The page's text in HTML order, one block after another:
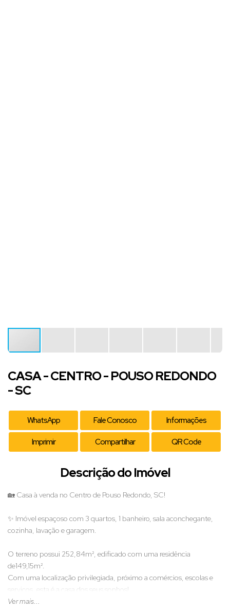
CASA - CENTRO - POUSO REDONDO
- SC
WhatsApp Fale Conosco Informações
Imprimir Compartilhar QR Code
Descrição do Imóvel
🏡 Casa à venda no Centro de Pouso Redondo, SC!
✨ Imóvel espaçoso com 3 quartos, 1 banheiro, sala aconchegante,
cozinha, lavação e garagem.
O terreno possui 252,84m², edificado com uma residência
de149,15m².
Com uma localização privilegiada, próximo a comércios, escolas e
serviços, esta é a casa dos seus sonhos!
Ver mais...